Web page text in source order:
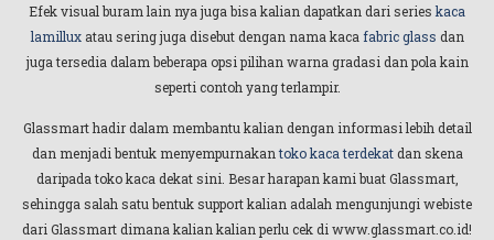
Efek visual buram lain nya juga bisa kalian dapatkan dari series kaca
lamilluxatau sering juga disebut dengan nama kaca fabric glass dan
juga tersedia dalam beberapa opsi pilihan warna gradasi dan pola kain
seperti contoh yang terlampir.
Glassmart hadir dalam membantu kalian dengan informasi lebih detail
dan menjadi bentuk menyempurnakantoko kaca terdekatdan skena
daripada toko kaca dekat sini. Besar harapan kami buat Glassmart,
sehingga salah satu bentuk support kalian adalah mengunjungi webiste
dari Glassmart dimana kalian kalian perlu cek di www.glassmart.co.id!